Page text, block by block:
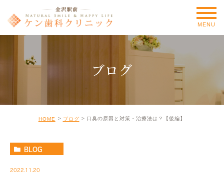
MENU
ブログ
HOME ブログ 口臭の原因と対策・治療法は？【後編】
BLOG
2022.11.20